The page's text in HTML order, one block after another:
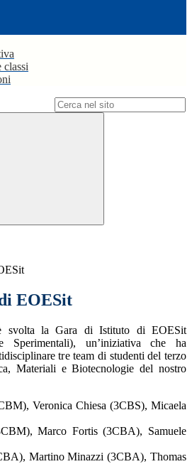
classi
EOESit
svolta la Gara di Istituto di EOESit
Sperimentali), un’iniziativa che ha
tre team di studenti del terzo
Materiali e Biotecnologie del nostro
Veronica Chiesa (3CBS), Micaela
Marco Fortis (3CBA), Samuele
Martino Minazzi (3CBA), Thomas